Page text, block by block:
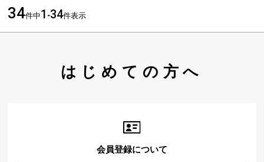
34件中1 -34件表示
はじめての方へ
会員登録について